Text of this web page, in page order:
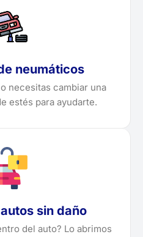
neumáticos
necesitas cambiar una
estés para ayudarte.
sin daño
del auto? Lo abrimos